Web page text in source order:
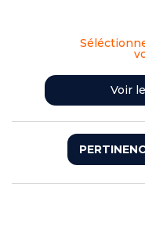
<< RETOUR
PORTE-MANTEAUX
Voir